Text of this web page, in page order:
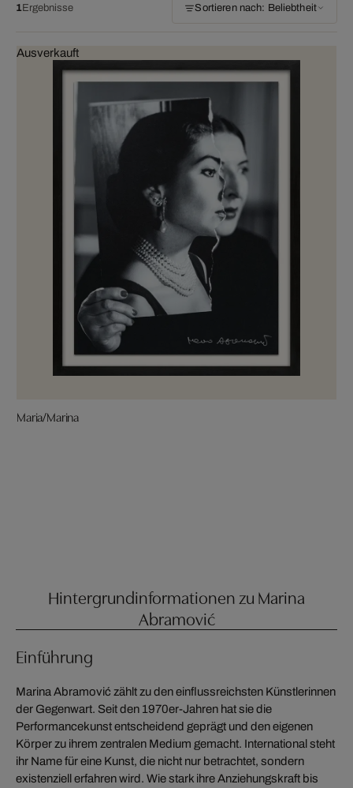
1Ergebnisse Sortieren nach: Beliebtheit
Ausverkauft
Maria/Marina
Hintergrundinformationen zu Marina
Abramović
Einführung
Marina Abramović zählt zu den einflussreichsten Künstlerinnen
der Gegenwart. Seit den 1970er-Jahren hat sie die
Performancekunst entscheidend geprägt und den eigenen
Körper zu ihrem zentralen Medium gemacht. International steht
ihr Name für eine Kunst, die nicht nur betrachtet, sondern
existenziell erfahren wird. Wie stark ihre Anziehungskraft bis